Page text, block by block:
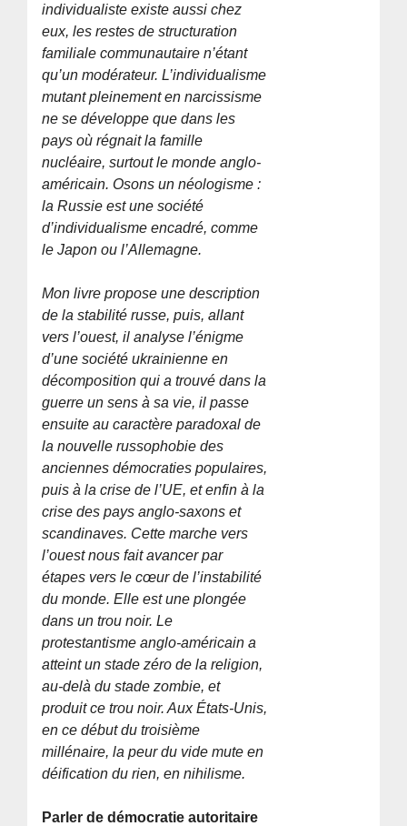
individualiste existe aussi chez
eux, les restes de structuration
familiale communautaire n’étant
qu’un modérateur. L’individualisme
mutant pleinement en narcissisme
ne se développe que dans les
pays où régnait la famille
nucléaire, surtout le monde anglo-
américain. Osons un néologisme :
la Russie est une société
d’individualisme encadré, comme
le Japon ou l’Allemagne.
Mon livre propose une description
de la stabilité russe, puis, allant
vers l’ouest, il analyse l’énigme
d’une société ukrainienne en
décomposition qui a trouvé dans la
guerre un sens à sa vie, il passe
ensuite au caractère paradoxal de
la nouvelle russophobie des
anciennes démocraties populaires,
puis à la crise de l’UE, et enfin à la
crise des pays anglo-saxons et
scandinaves. Cette marche vers
l’ouest nous fait avancer par
étapes vers le cœur de l’instabilité
du monde. Elle est une plongée
dans un trou noir. Le
protestantisme anglo-américain a
atteint un stade zéro de la religion,
au-delà du stade zombie, et
produit ce trou noir. Aux États-Unis,
en ce début du troisième
millénaire, la peur du vide mute en
déification du rien, en nihilisme.
Parler de démocratie autoritaire